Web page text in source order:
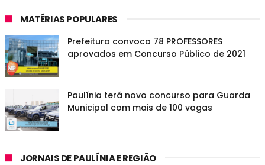
MATÉRIAS POPULARES
Prefeitura convoca 78 PROFESSORES
aprovados em Concurso Público de 2021
Paulínia terá novo concurso para Guarda
Municipal com mais de 100 vagas
JORNAIS DE PAULÍNIA E REGIÃO